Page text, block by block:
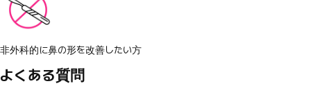
非外科的に鼻の形を改善したい方
よくある質問